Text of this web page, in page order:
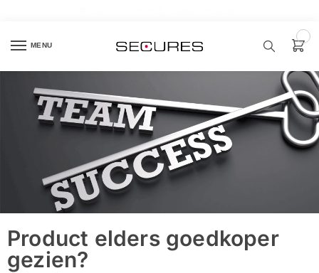
MENU
Zoek een
product…
Alarm
samenstellen
Product elders goedkoper
gezien?